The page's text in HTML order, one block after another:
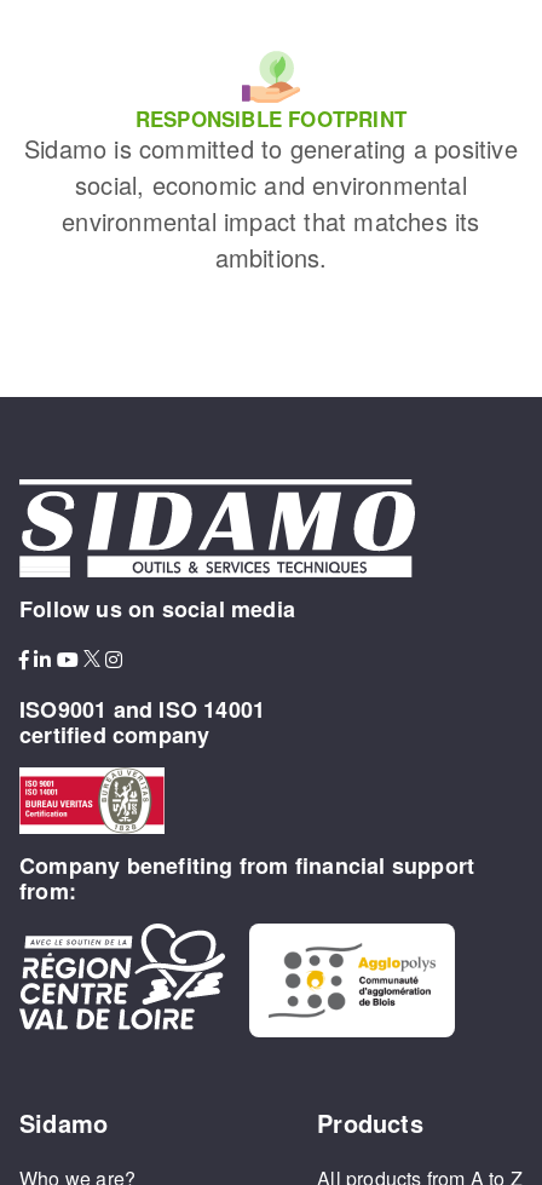
RESPONSIBLE FOOTPRINT
Sidamo is committed to generating a positive
social, economic and environmental
environmental impact that matches its
ambitions.
Follow us on social media
ISO9001 and ISO 14001
certified company
Company benefiting from financial support
from:
Sidamo
Who we are?
Products
All products from A to Z